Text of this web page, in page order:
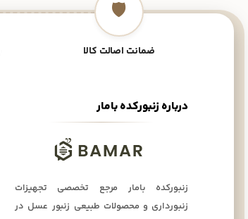
🛡️
ضمانت اصالت کالا
درباره زنبورکده بامار
زنبورکده بامار مرجع تخصصی تجهیزات
زنبورداری و محصولات طبیعی زنبور عسل در